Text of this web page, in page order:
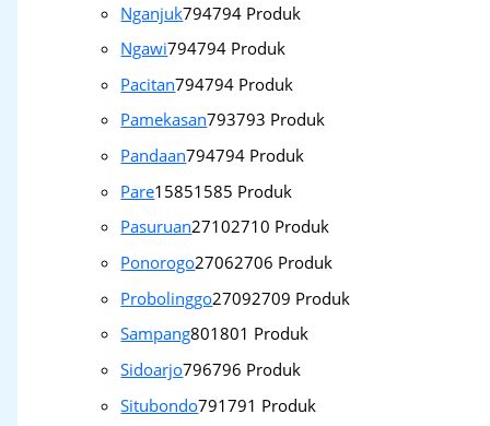
Nganjuk794794 Produk
Ngawi794794 Produk
Pacitan794794 Produk
Pamekasan793793 Produk
Pandaan794794 Produk
Pare15851585 Produk
Pasuruan27102710 Produk
Ponorogo27062706 Produk
Probolinggo27092709 Produk
Sampang801801 Produk
Sidoarjo796796 Produk
Situbondo791791 Produk